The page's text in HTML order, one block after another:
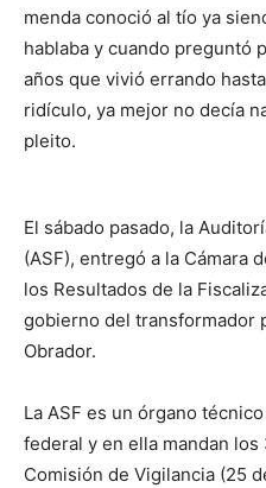
menda conoció al tío ya
hablaba y cuando preguntó
años que vivió errando
ridículo, ya mejor no decía
pleito.
El sábado pasado, la
(ASF), entregó a la Cámara
los Resultados de la
gobierno del transformador
Obrador.
La ASF es un órgano
federal y en ella mandan
Comisión de Vigilancia (25